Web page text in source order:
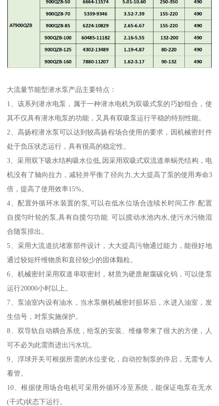
大流量节能型潜水泵产品主要特点：
1、该系列潜水电泵，属于一种潜水电机为双吸式泵的巧妙组合，使
其不仅具有潜水电泵的功能，又具有双吸泵运行平稳的特别性能。
2、高扬程潜水泵可以达到较高扬程场合使用的要求，因机械密封件
处于负压状态运行，具有很高的稳定性。
3、采用双下吸水结构吸水位低,因采用双吸式双流道单蜗壳结构，电
机没有了轴向拉力，减轻并平衡了径向力,大大提高了泵的使用寿命3
倍，提高了使用效率15%。
4、配置外循环水装置的泵,可以在低水位场合连续长时间工作.配置
自搅匀叶轮的泵,具有自搅匀功能. 可以搅动水池内水,使污水污物混
合随泵排出。
5、采用大流道抗堵塞部件设计，大大提高污物通过能力，能很好地
通过较短纤维物质和直径较少的固体颗粒。
6、机械密封采用双道串联密封，材质为硬质耐腐碳化钨，可以使泵
运行20000小时以上。
7、泵油室内设有油水，当水泵侧机械密封损坏后，水进入油室，发
生信号，对泵实施保护。
8、双导轨自动耦合系统，给泵的安装、维修带来了很大的方便，人
可不必为此需而进出污水坑。
9、浮球开关可根据所需的水位变化，自动控制泵的停启，无需专人
看管。
10、根据使用场合电机可采用外循环冷至系统，能保证电泵在无水
(干式)状态下运行。